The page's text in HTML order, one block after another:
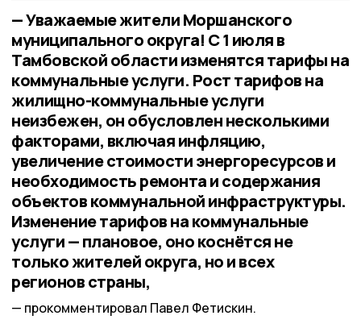
— Уважаемые жители Моршанского
муниципального округа! С 1 июля в
Тамбовской области изменятся тарифы на
коммунальные услуги. Рост тарифов на
жилищно-коммунальные услуги
неизбежен, он обусловлен несколькими
факторами, включая инфляцию,
увеличение стоимости энергоресурсов и
необходимость ремонта и содержания
объектов коммунальной инфраструктуры.
Изменение тарифов на коммунальные
услуги — плановое, оно коснётся не
только жителей округа, но и всех
регионов страны,
прокомментировал Павел Фетискин.